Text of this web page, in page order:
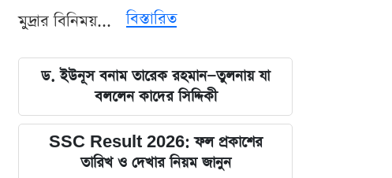
মুদ্রার বিনিময়...
বিস্তারিত
ড. ইউনূস বনাম তারেক রহমান—তুলনায় যা
বললেন কাদের সিদ্দিকী
SSC Result 2026: ফল প্রকাশের
তারিখ ও দেখার নিয়ম জানুন